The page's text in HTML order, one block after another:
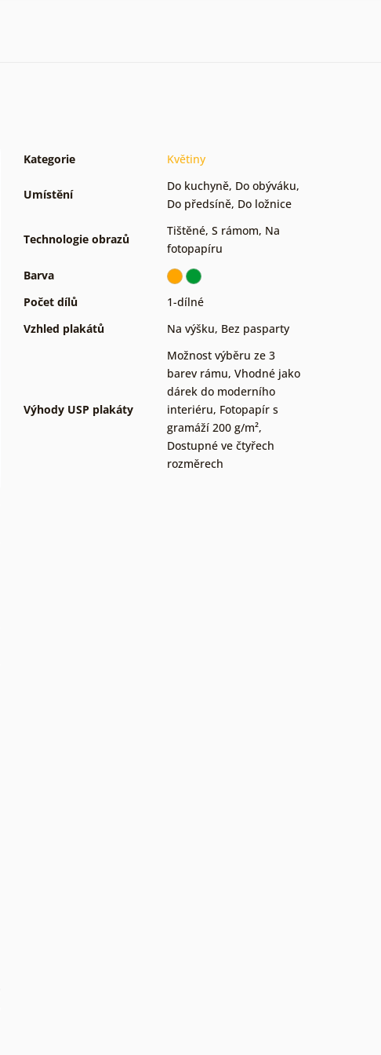
Kategorie Květiny
Umístění
Do kuchyně, Do obýváku,
Do předsíně, Do ložnice
Technologie obrazů
Tištěné, S rámom, Na
fotopapíru
Barva
Počet dílů
1-dílné
Vzhled plakátů
Na výšku, Bez pasparty
Výhody USP plakáty
Možnost výběru ze 3
barev rámu, Vhodné jako
dárek do moderního
interiéru, Fotopapír s
gramáží 200 g/m²,
Dostupné ve čtyřech
rozměrech